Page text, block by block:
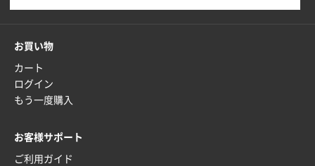
かったため
【トートバッグ・エコバッグ】特別ご注文ページ
③1枚
希望の商品の取り扱いがあったので
お買い物
カート
ログイン
もう一度購入
お客様サポート
ご利用ガイド